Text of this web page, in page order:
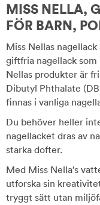
MISS NELLA,
FÖR BARN,
Miss Nellas
giftfria nagellack som
Nellas produkter är
Dibutyl Phthalate
finnas i vanliga
Du behöver heller
nagellacket dras av
starka dofter.
Med Miss Nella’s
utforska sin
tryggt sätt utan